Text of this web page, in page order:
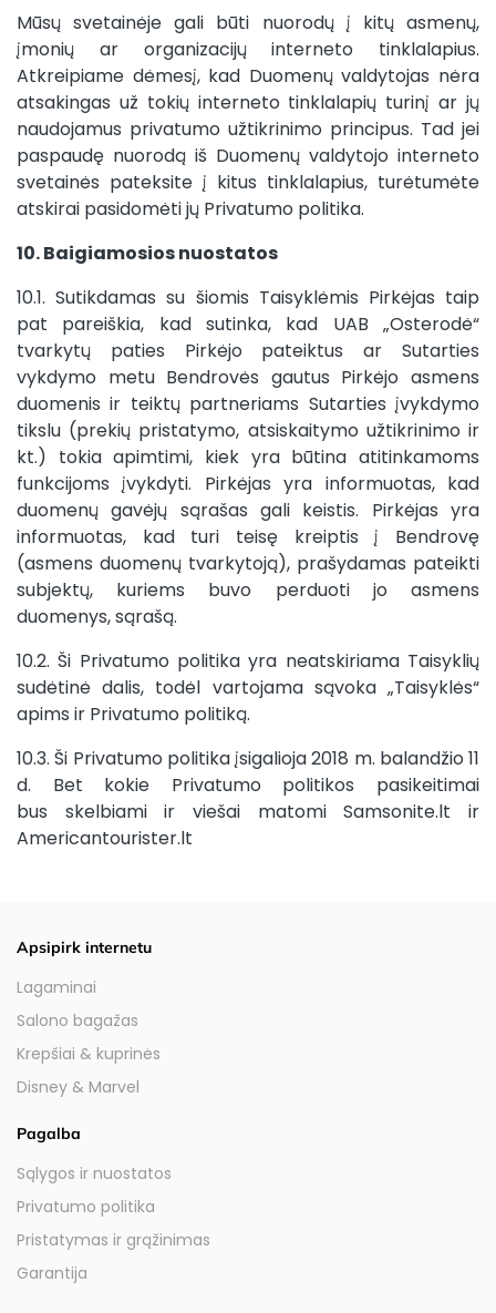
Mūsų svetainėje gali būti nuorodų į kitų asmenų,
įmonių ar organizacijų interneto tinklalapius.
Atkreipiame dėmesį, kad Duomenų valdytojas nėra
atsakingas už tokių interneto tinklalapių turinį ar jų
naudojamus privatumo užtikrinimo principus. Tad jei
paspaudę nuorodą iš Duomenų valdytojo interneto
svetainės pateksite į kitus tinklalapius, turėtumėte
atskirai pasidomėti jų Privatumo politika.
10. Baigiamosios nuostatos
10.1. Sutikdamas su šiomis Taisyklėmis Pirkėjas taip
pat pareiškia, kad sutinka, kad UAB „Osterodė“
tvarkytų paties Pirkėjo pateiktus ar Sutarties
vykdymo metu Bendrovės gautus Pirkėjo asmens
duomenis ir teiktų partneriams Sutarties įvykdymo
tikslu (prekių pristatymo, atsiskaitymo užtikrinimo ir
kt.) tokia apimtimi, kiek yra būtina atitinkamoms
funkcijoms įvykdyti. Pirkėjas yra informuotas, kad
duomenų gavėjų sąrašas gali keistis. Pirkėjas yra
informuotas, kad turi teisę kreiptis į Bendrovę
(asmens duomenų tvarkytoją), prašydamas pateikti
subjektų, kuriems buvo perduoti jo asmens
duomenys, sąrašą.
10.2. Ši Privatumo politika yra neatskiriama Taisyklių
sudėtinė dalis, todėl vartojama sąvoka „Taisyklės“
apims ir Privatumo politiką.
10.3. Ši Privatumo politika įsigalioja 2018 m. balandžio 11
d. Bet kokie Privatumo politikos pasikeitimai
bus skelbiami ir viešai matomi Samsonite.lt ir
Americantourister.lt
Apsipirk internetu
Lagaminai
Salono bagažas
Krepšiai & kuprinės
Disney & Marvel
Pagalba
Sąlygos ir nuostatos
Privatumo politika
Pristatymas ir grąžinimas
Garantija